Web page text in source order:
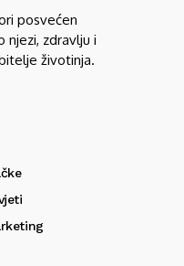
posvećen
njezi, zdravlju i
životinja.